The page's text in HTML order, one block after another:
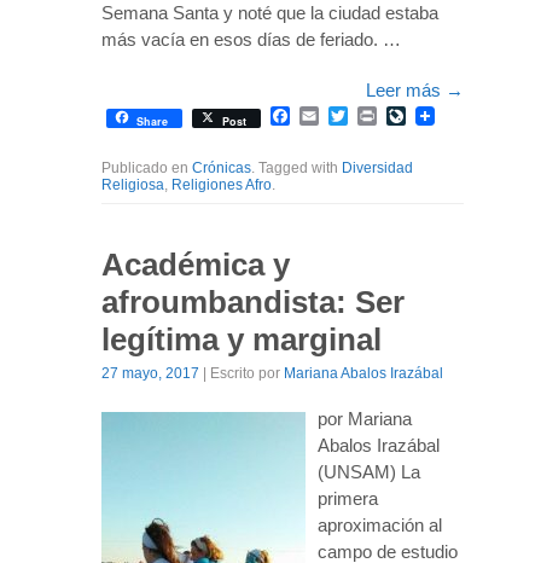
Semana Santa y noté que la ciudad estaba
más vacía en esos días de feriado. …
Leer más →
Share Post Facebook
EmailTwitterPrintLiveJournal
Publicado en Crónicas . Tagged with Diversidad
Religiosa Religiones Afro
Académica y
afroumbandista: Ser
legítima y marginal
27 mayo, 2017 | Escrito por Mariana Abalos Irazábal
por Mariana
Abalos Irazábal
(UNSAM) La
primera
aproximación al
campo de estudio